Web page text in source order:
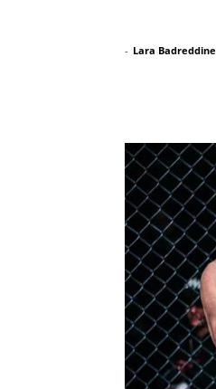
Lara Badreddine
-